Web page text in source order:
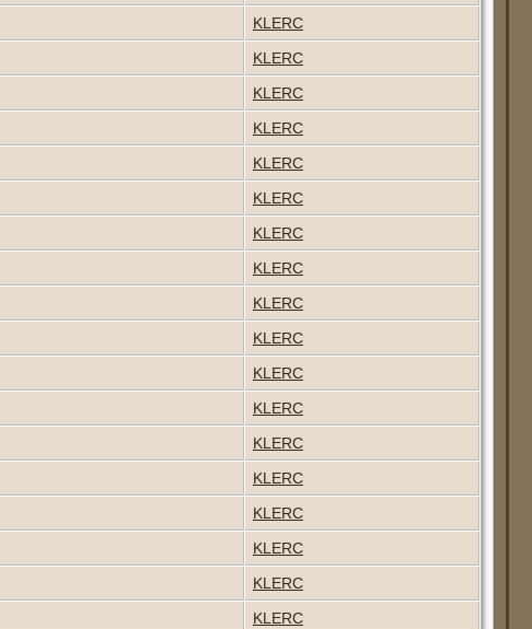
KLERC
KLERC
KLERC
KLERC
KLERC
KLERC
KLERC
KLERC
KLERC
KLERC
KLERC
KLERC
KLERC
KLERC
KLERC
KLERC
KLERC
KLERC